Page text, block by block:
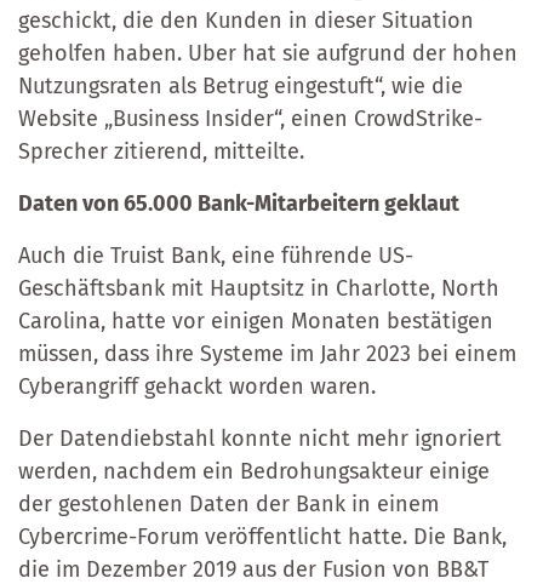
geschickt, die den Kunden in dieser Situation
geholfen haben. Uber hat sie aufgrund der hohen
Nutzungsraten als Betrug eingestuft“, wie die
Website „Business Insider“, einen CrowdStrike-
Sprecher zitierend, mitteilte.
Daten von 65.000 Bank-Mitarbeitern geklaut
Auch die Truist Bank, eine führende US-
Geschäftsbank mit Hauptsitz in Charlotte, North
Carolina, hatte vor einigen Monaten bestätigen
müssen, dass ihre Systeme im Jahr 2023 bei einem
Cyberangriff gehackt worden waren.
Der Datendiebstahl konnte nicht mehr ignoriert
werden, nachdem ein Bedrohungsakteur einige
der gestohlenen Daten der Bank in einem
Cybercrime-Forum veröffentlicht hatte. Die Bank,
die im Dezember 2019 aus der Fusion von BB&T